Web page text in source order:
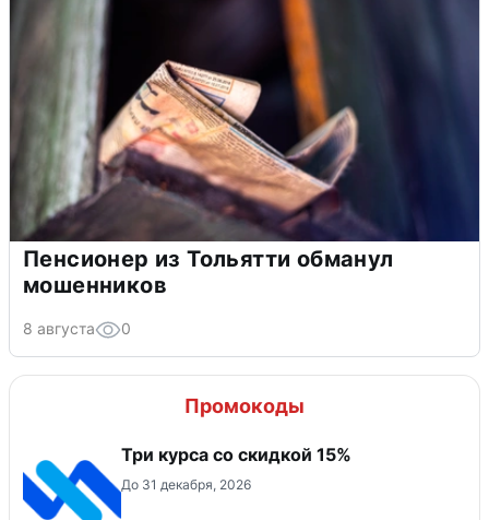
Пенсионер из Тольятти обманул
мошенников
8 августа 0
Промокоды
Три курса со скидкой 15%
До 31 декабря, 2026